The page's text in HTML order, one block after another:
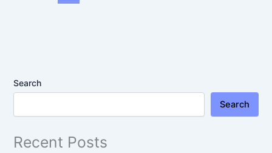
Search
Search
Recent Posts